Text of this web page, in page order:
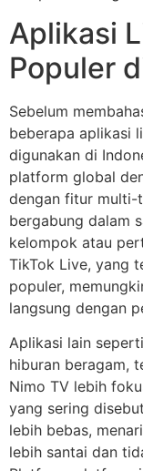
Aplikasi
Populer
Sebelum
beberapa aplikasi
digunakan di
platform global
dengan fitur multi-
bergabung dalam
kelompok atau
TikTok Live, yang
populer,
langsung dengan
Aplikasi lain
hiburan beragam,
Nimo TV lebih
yang sering
lebih bebas,
lebih santai dan